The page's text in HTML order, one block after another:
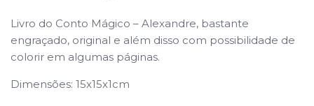
Livro do Conto Mágico – Alexandre, bastante
engraçado, original e além disso com possibilidade de
colorir em algumas páginas.
Dimensões: 15x15x1cm